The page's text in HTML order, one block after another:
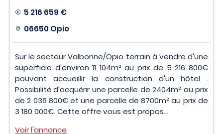
5 216 659 €
06650 Opio
Sur le secteur Valbonne/Opio terrain à vendre d'une
superficie d'environ 11 104m² au prix de 5 216 800€
pouvant accueillir la construction d'un hôtel .
Possibilité d'acquérir une parcelle de 2404m² au prix
de 2 036 800€ et une parcelle de 8700m² au prix de
3 180 000€. Cette offre vous est propos...
Voir l'annonce